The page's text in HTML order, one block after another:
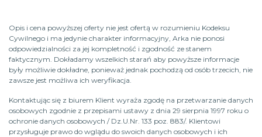
Opis i cena powyższej oferty nie jest ofertą w rozumieniu Kodeksu
Cywilnego i ma jedynie charakter informacyjny, Arka nie ponosi
odpowiedzialności za jej kompletność i zgodność ze stanem
faktycznym. Dokładamy wszelkich starań aby powyższe informacje
były możliwie dokładne, ponieważ jednak pochodzą od osób trzecich, nie
zawsze jest możliwa ich weryfikacja.
Kontaktując się z biurem Klient wyraża zgodę na przetwarzanie danych
osobowych zgodnie z przepisami ustawy z dnia 29 sierpnia 1997 roku o
ochronie danych osobowych / Dz.U.Nr. 133 poz. 883/. Klientowi
przysługuje prawo do wglądu do swoich danych osobowych i ich